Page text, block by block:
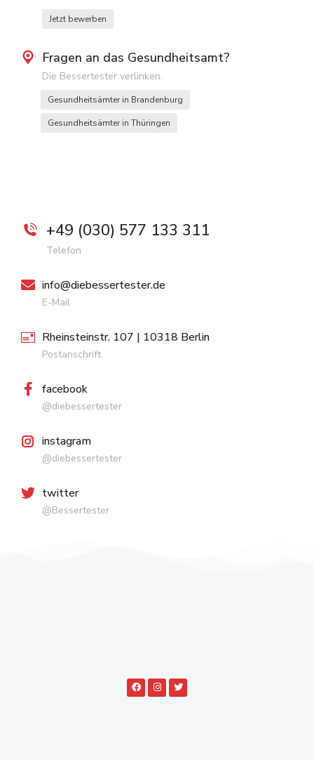
Jetzt bewerben
Fragen an das Gesundheitsamt?
Die Bessertester verlinken.
Gesundheitsämter in Brandenburg
Gesundheitsämter in Thüringen
+49 (030) 577 133 311
Telefon
info@diebessertester.de
E-Mail
Rheinsteinstr. 107 | 10318 Berlin
Postanschrift
facebook
@diebessertester
instagram
@diebessertester
twitter
@Bessertester